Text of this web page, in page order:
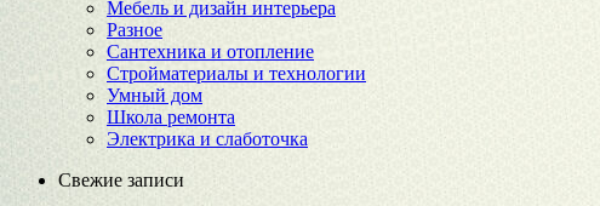
Мебель и дизайн интерьера
Разное
Сантехника и отопление
Стройматериалы и технологии
Умный дом
Школа ремонта
Электрика и слаботочка
Свежие записи